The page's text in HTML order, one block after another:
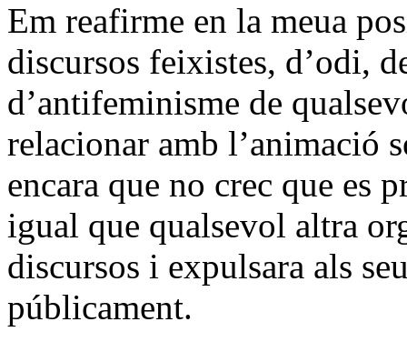
Em reafirme en la meua
discursos feixistes, d’odi,
d’antifeminisme de
relacionar amb l’animació
encara que no crec que es
igual que qualsevol altra
discursos i expulsara als
públicament.